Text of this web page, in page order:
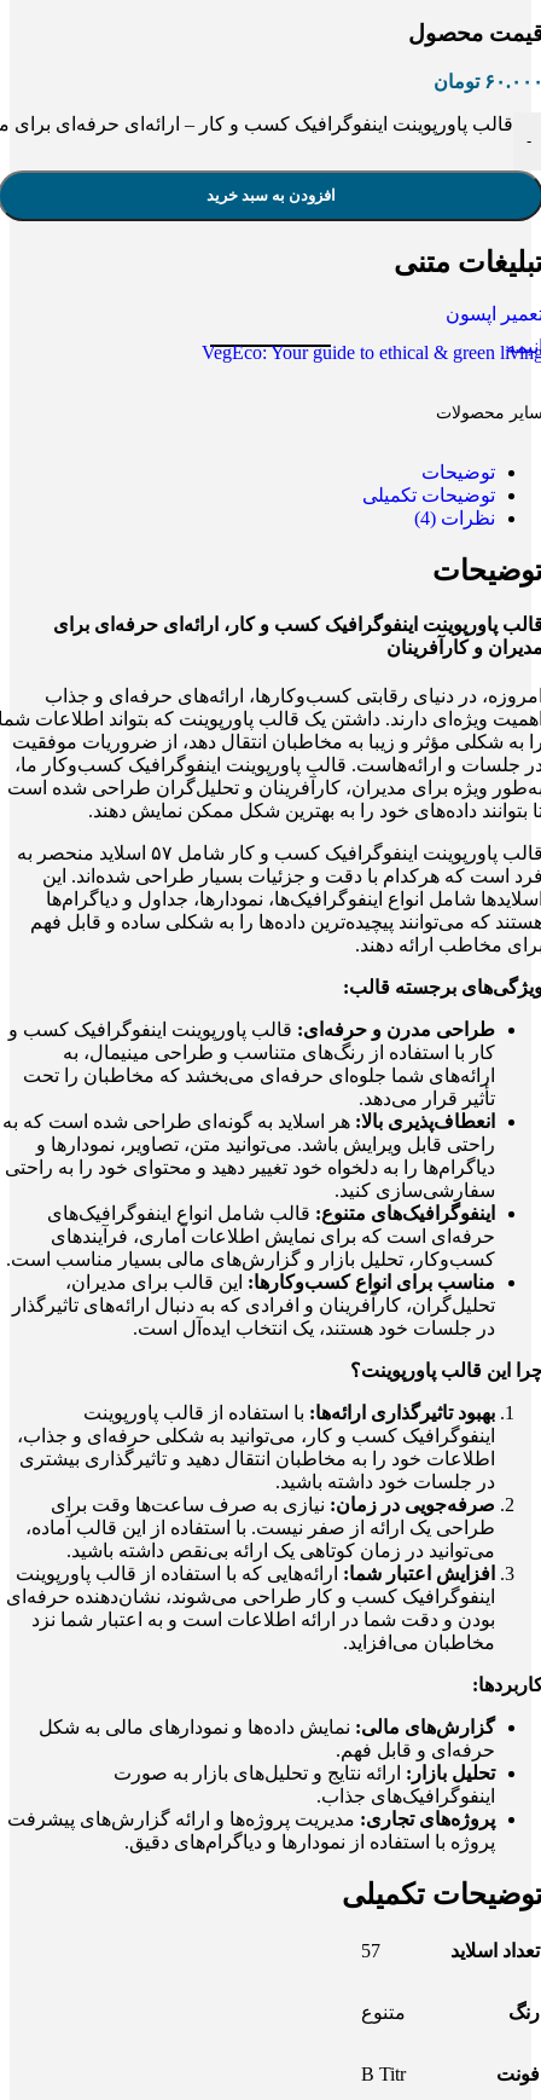
محصول
تومان
-
قالب پاورپوینت اینفوگرافیک کسب‌ و کار – ارائه‌ای حرفه‌ای برای
افزودن به سبد خرید
متنی
اپسون
VegEco: Your guide to ethical & green
محصولات
توضیحات
توضیحات تکمیلی
نظرات (4)
پاورپوینت اینفوگرافیک کسب‌ و کار، ارائه‌ای حرفه‌ای برای
و کارآفرینان
در دنیای رقابتی کسب‌وکارها، ارائه‌های حرفه‌ای و جذاب
ویژه‌ای دارند. داشتن یک قالب پاورپوینت که بتواند اطلاعات
به شکلی مؤثر و زیبا به مخاطبان انتقال دهد، از ضروریات موفقیت
جلسات و ارائه‌هاست. قالب پاورپوینت اینفوگرافیک کسب‌وکار ما،
ویژه برای مدیران، کارآفرینان و تحلیل‌گران طراحی شده است
بتوانند داده‌های خود را به بهترین شکل ممکن نمایش دهند.
قالب پاورپوینت اینفوگرافیک کسب‌ و کار شامل ۵۷ اسلاید منحصر به
است که هرکدام با دقت و جزئیات بسیار طراحی شده‌اند. این
شامل انواع اینفوگرافیک‌ها، نمودارها، جداول و دیاگرام‌ها
که می‌توانند پیچیده‌ترین داده‌ها را به شکلی ساده و قابل فهم
مخاطب ارائه دهند.
برجسته قالب:
طراحی مدرن و حرفه‌ای: قالب پاورپوینت اینفوگرافیک کسب‌ و
کار با استفاده از رنگ‌های متناسب و طراحی مینیمال، به
ارائه‌های شما جلوه‌ای حرفه‌ای می‌بخشد که مخاطبان را تحت
تأثیر قرار می‌دهد.
انعطاف‌پذیری بالا: هر اسلاید به گونه‌ای طراحی شده است که به
راحتی قابل ویرایش باشد. می‌توانید متن، تصاویر، نمودارها و
دیاگرام‌ها را به دلخواه خود تغییر دهید و محتوای خود را به راحتی
سفارشی‌سازی کنید.
اینفوگرافیک‌های متنوع: قالب شامل انواع اینفوگرافیک‌های
حرفه‌ای است که برای نمایش اطلاعات آماری، فرآیندهای
کسب‌وکار، تحلیل بازار و گزارش‌های مالی بسیار مناسب است.
مناسب برای انواع کسب‌وکارها: این قالب برای مدیران،
تحلیل‌گران، کارآفرینان و افرادی که به دنبال ارائه‌های تاثیرگذار
در جلسات خود هستند، یک انتخاب ایده‌آل است.
این قالب پاورپوینت؟
بهبود تاثیرگذاری ارائه‌ها: با استفاده از قالب پاورپوینت
اینفوگرافیک کسب‌ و کار، می‌توانید به شکلی حرفه‌ای و جذاب،
اطلاعات خود را به مخاطبان انتقال دهید و تاثیرگذاری بیشتری
در جلسات خود داشته باشید.
صرفه‌جویی در زمان: نیازی به صرف ساعت‌ها وقت برای
طراحی یک ارائه از صفر نیست. با استفاده از این قالب آماده،
می‌توانید در زمان کوتاهی یک ارائه بی‌نقص داشته باشید.
افزایش اعتبار شما: ارائه‌هایی که با استفاده از قالب پاورپوینت
اینفوگرافیک کسب‌ و کار طراحی می‌شوند، نشان‌دهنده حرفه‌ای
بودن و دقت شما در ارائه اطلاعات است و به اعتبار شما نزد
مخاطبان می‌افزاید.
گزارش‌های مالی: نمایش داده‌ها و نمودارهای مالی به شکل
حرفه‌ای و قابل فهم.
تحلیل بازار: ارائه نتایج و تحلیل‌های بازار به صورت
اینفوگرافیک‌های جذاب.
پروژه‌های تجاری: مدیریت پروژه‌ها و ارائه گزارش‌های پیشرفت
پروژه با استفاده از نمودارها و دیاگرام‌های دقیق.
تکمیلی
تعداد اسلاید 57
رنگ متنوع
فونت B Titr